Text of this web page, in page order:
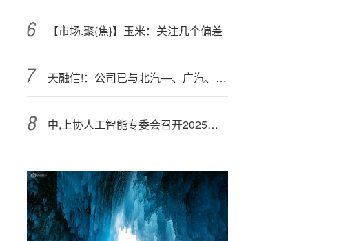
【市场.聚{焦}】玉米：关注几个偏差
天融信!：公司已与北汽—、广汽、东风、吉利、上海畅星等行业头部企业建立了深度合作
中,上协人工智能专委会召开2025年第三季度工作会议暨走进南京上市公司活动